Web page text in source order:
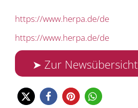
https://www.herpa.de/de
https://www.herpa.de/de
➤ Zur Newsübersicht